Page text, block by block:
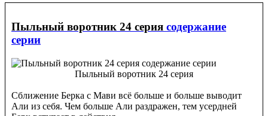
Пыльный воротник 24 серия содержание
серии
Пыльный воротник 24 серия
Сближение Берка с Мави всё больше и больше выводит
Али из себя. Чем больше Али раздражен, тем усердней